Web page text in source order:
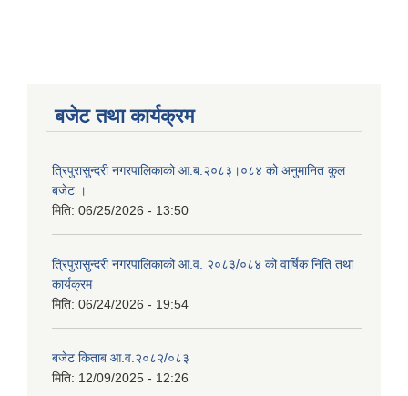
बजेट तथा कार्यक्रम
त्रिपुरासुन्दरी नगरपालिकाको आ.ब.२०८३।०८४ को अनुमानित कुल
बजेट ।
मिति: 06/25/2026 - 13:50
त्रिपुरासुन्दरी नगरपालिकाको आ.व. २०८३/०८४ को वार्षिक निति तथा
कार्यक्रम
मिति: 06/24/2026 - 19:54
बजेट किताब आ.व.२०८२/०८३
मिति: 12/09/2025 - 12:26